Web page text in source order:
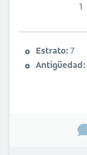
1
Estrato: 7
Antigüedad: